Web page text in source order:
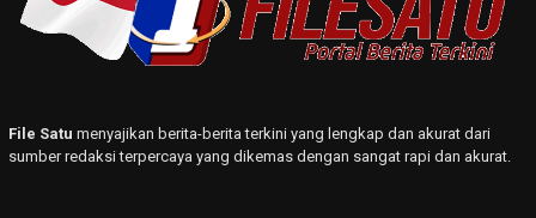
File Satu menyajikan berita-berita terkini yang lengkap dan akurat dari
sumber redaksi terpercaya yang dikemas dengan sangat rapi dan akurat.